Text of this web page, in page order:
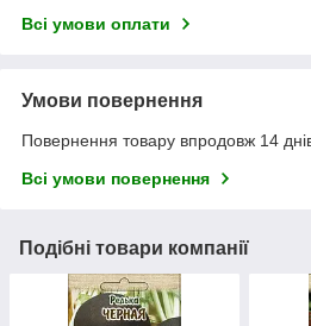
Всі умови оплати
Умови повернення
Повернення товару впродовж 14
Всі умови повернення
Подібні товари компанії